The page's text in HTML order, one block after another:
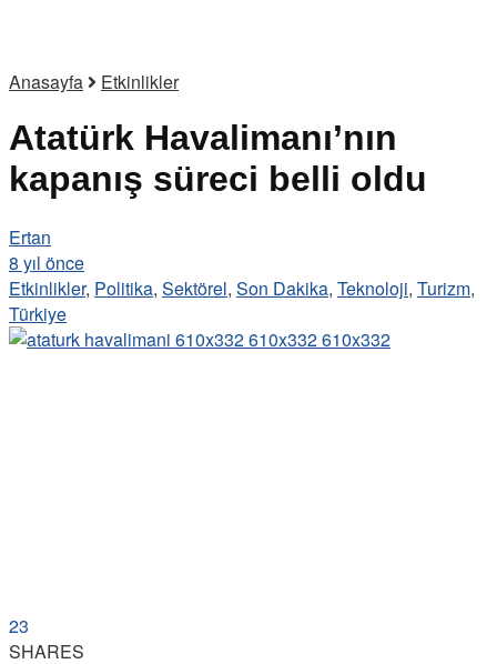
Anasayfa Etkinlikler
Atatürk Havalimanı’nın
kapanış süreci belli oldu
Ertan
8 yıl önce
Etkinlikler, Politika, Sektörel, Son Dakika, Teknoloji, Turizm,
Türkiye
23
SHARES